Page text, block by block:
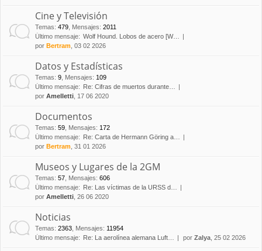
Cine y Televisión
Temas: 479 Mensajes: 2011
Último mensaje: Wolf Hound. Lobos de acero [W…
por Bertram , 03 02 2026
Datos y Estadísticas
Temas: 9 Mensajes: 109
Último mensaje:
Re: Cifras de muertos durante…
por Amelletti , 17 06 2020
Documentos
Temas: 59 Mensajes: 172
Último mensaje:
Re: Carta de Hermann Göring a…
por Bertram , 31 01 2026
Museos y Lugares de la 2GM
Temas: 57 Mensajes: 606
Último mensaje:
Re: Las víctimas de la URSS d…
por Amelletti , 26 06 2020
Noticias
Temas: 2363 Mensajes: 11954
Último mensaje:
Re: La aerolínea alemana Luft… por Zalya , 25 02 2026